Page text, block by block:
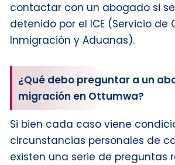
contactar con un abogado si
detenido por el ICE (Servicio de
Inmigración y Aduanas).
¿Qué debo preguntar a un
migración en Ottumwa?
Si bien cada caso viene
circunstancias personales de
existen una serie de preguntas